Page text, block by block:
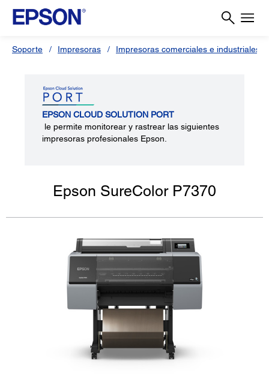
Soporte Impresoras Impresoras comerciales e industriales
EPSON CLOUD SOLUTION PORT
le permite monitorear y rastrear las siguientes
impresoras profesionales Epson.
Epson SureColor P7370